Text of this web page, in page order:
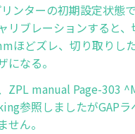
ンターの初期設定状態
リブレーションすると
ほどズレ、切り取りし
になる。
ZPL manual Page-303
参照しましたがGAP
せん。